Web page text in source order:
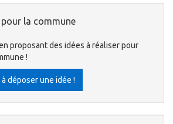
la commune
proposant des idées à réaliser pour
!
déposer une idée !